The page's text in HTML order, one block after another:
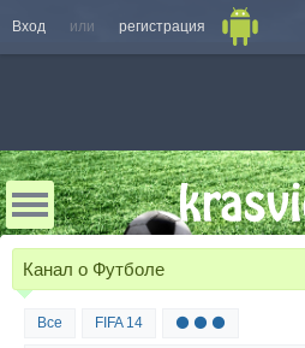
Вход или регистрация
Канал о Футболе
Все FIFA 14 ⚫ ⚫ ⚫